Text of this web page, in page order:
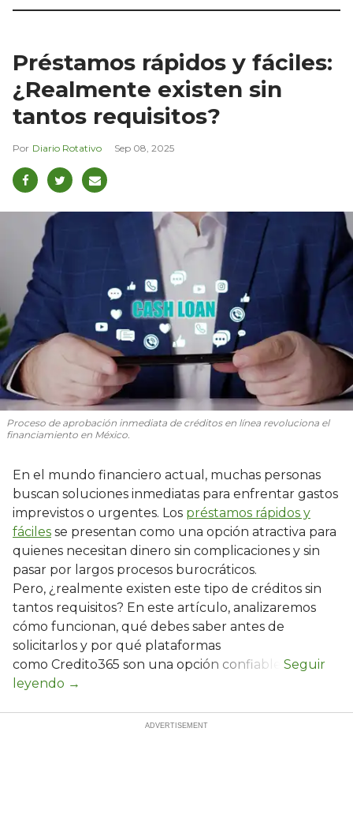
Préstamos rápidos y fáciles:
¿Realmente existen sin
tantos requisitos?
Diario Rotativo Sep 08, 2025
Proceso de aprobación inmediata de créditos en línea revoluciona el
financiamiento en México.
En el mundo financiero actual, muchas personas
buscan soluciones inmediatas para enfrentar gastos
imprevistos o urgentes. Los préstamos rápidos y
fáciles se presentan como una opción atractiva para
quienes necesitan dinero sin complicaciones y sin
pasar por largos procesos burocráticos.
Pero, ¿realmente existen este tipo de créditos sin
tantos requisitos? En este artículo, analizaremos
cómo funcionan, qué debes saber antes de
solicitarlos y por qué plataformas
como Credito365 son una opción confiable.